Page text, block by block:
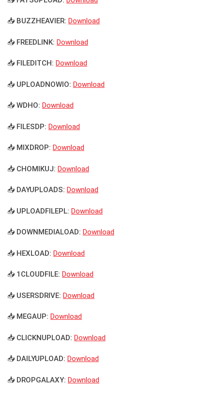
📥 BUZZHEAVIER: Download
📥 FREEDLINK: Download
📥 FILEDITCH: Download
📥 UPLOADNOWIO: Download
📥 WDHO: Download
📥 FILESDP: Download
📥 MIXDROP: Download
📥 CHOMIKUJ: Download
📥 DAYUPLOADS: Download
📥 UPLOADFILEPL: Download
📥 DOWNMEDIALOAD: Download
📥 HEXLOAD: Download
📥 1CLOUDFILE: Download
📥 USERSDRIVE: Download
📥 MEGAUP: Download
📥 CLICKNUPLOAD: Download
📥 DAILYUPLOAD: Download
📥 DROPGALAXY: Download